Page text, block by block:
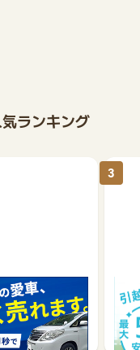
ランキング
ョージン
3